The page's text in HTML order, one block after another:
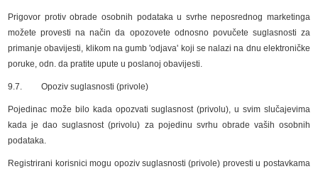
Prigovor protiv obrade osobnih podataka u svrhe neposrednog marketinga
možete provesti na način da opozovete odnosno povučete suglasnosti za
primanje obavijesti, klikom na gumb 'odjava' koji se nalazi na dnu elektroničke
poruke, odn. da pratite upute u poslanoj obavijesti.
9.7. Opoziv suglasnosti (privole)
Pojedinac može bilo kada opozvati suglasnost (privolu), u svim slučajevima
kada je dao suglasnost (privolu) za pojedinu svrhu obrade vaših osobnih
podataka.
Registrirani korisnici mogu opoziv suglasnosti (privole) provesti u postavkama